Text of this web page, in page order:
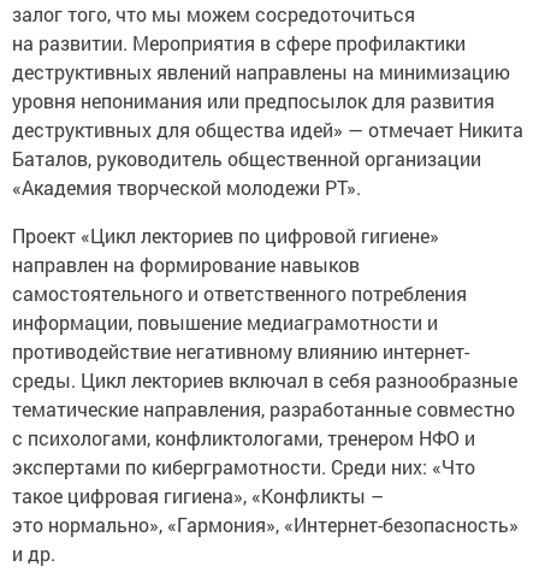
залог того, что мы можем сосредоточиться
на развитии. Мероприятия в сфере профилактики
деструктивных явлений направлены на минимизацию
уровня непонимания или предпосылок для развития
деструктивных для общества идей» — отмечает Никита
Баталов, руководитель общественной организации
«Академия творческой молодежи РТ».
Проект «Цикл лекториев по цифровой гигиене»
направлен на формирование навыков
самостоятельного и ответственного потребления
информации, повышение медиаграмотности и
противодействие негативному влиянию интернет-
среды. Цикл лекториев включал в себя разнообразные
тематические направления, разработанные совместно
с психологами, конфликтологами, тренером НФО и
экспертами по киберграмотности. Среди них: «Что
такое цифровая гигиена», «Конфликты –
это нормально», «Гармония», «Интернет-безопасность»
и др.